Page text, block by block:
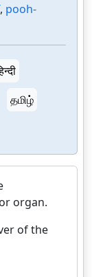
, pooh-
தமிழ்
organ.
of the